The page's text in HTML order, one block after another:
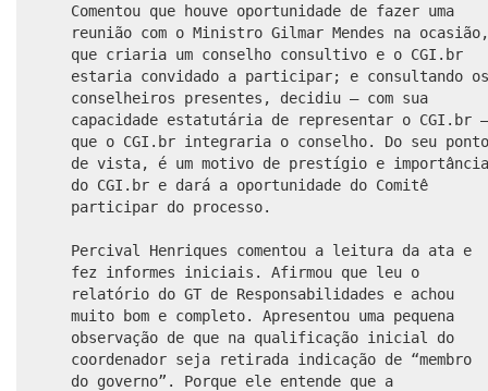
Comentou que houve oportunidade de fazer uma
reunião com o Ministro Gilmar Mendes na ocasião,
que criaria um conselho consultivo e o CGI.br
estaria convidado a participar; e consultando os
conselheiros presentes, decidiu – com sua
capacidade estatutária de representar o CGI.br –
que o CGI.br integraria o conselho. Do seu ponto
de vista, é um motivo de prestígio e importância
do CGI.br e dará a oportunidade do Comitê
participar do processo.
Percival Henriques comentou a leitura da ata e
fez informes iniciais. Afirmou que leu o
relatório do GT de Responsabilidades e achou
muito bom e completo. Apresentou uma pequena
observação de que na qualificação inicial do
coordenador seja retirada indicação de “membro
do governo”. Porque ele entende que a